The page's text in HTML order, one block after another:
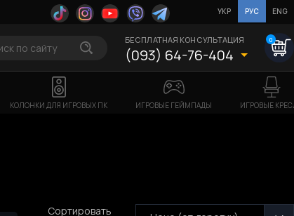
УКР РУС ENG
БЕСПЛАТНАЯ КОНСУЛЬТАЦИЯ
(093) 64-76-404
0
КОЛОНКИ ДЛЯ ИГРОВЫХ ПК ИГРОВЫЕ ГЕЙМПАДЫ ИГРОВЫЕ
Сортировать